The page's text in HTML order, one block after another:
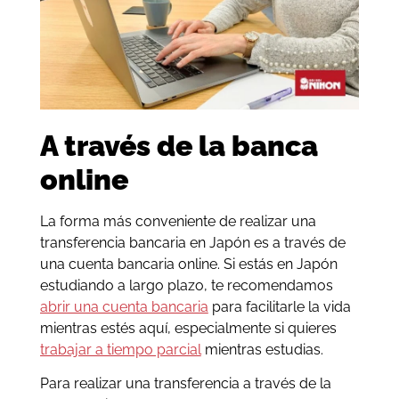
A través de la banca
online
La forma más conveniente de realizar una
transferencia bancaria en Japón es a través de
una cuenta bancaria online. Si estás en Japón
estudiando a largo plazo, te recomendamos
abrir una cuenta bancaria para facilitarle la vida
mientras estés aquí, especialmente si quieres
trabajar a tiempo parcial mientras estudias.
Para realizar una transferencia a través de la